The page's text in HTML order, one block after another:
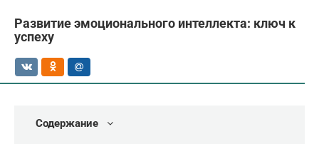
Развитие эмоционального интеллекта: ключ к
успеху
Содержание